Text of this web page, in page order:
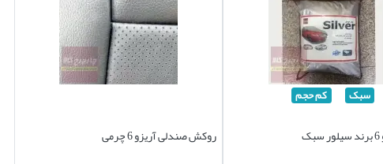
سبک کم حجم
روکش صندلی آریزو 6 چرمی